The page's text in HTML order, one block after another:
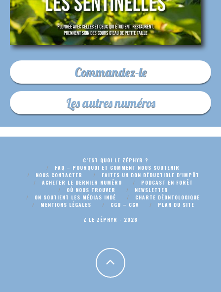
Commandez-le
Les autres numéros
C’EST QUOI LE ZÉPHYR ?
FAQ – POURQUOI ET COMMENT NOUS SOUTENIR
NOUS CONTACTER
FAITES UN DON DÉDUCTIBLE D’IMPÔT
ACHETER LE DERNIER NUMÉRO
PODCAST EN FORÊT
OÙ NOUS TROUVER
NEWSLETTER
ON SOUTIENT LES MÉDIAS INDÉ
CHARTE DÉONTOLOGIQUE
MENTIONS LÉGALES
CGU – CGV
PLAN DU SITE
Z LE ZÉPHYR - 2026